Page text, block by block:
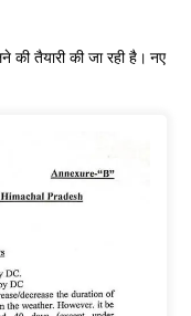
सबूत हैं तो सार्वजनिक करें: नरेश
डेट से नहीं मिलेगा नियमितीकरण,
नकद और 2 करोड़के सोने के
तैयारी की जा रही है। नए